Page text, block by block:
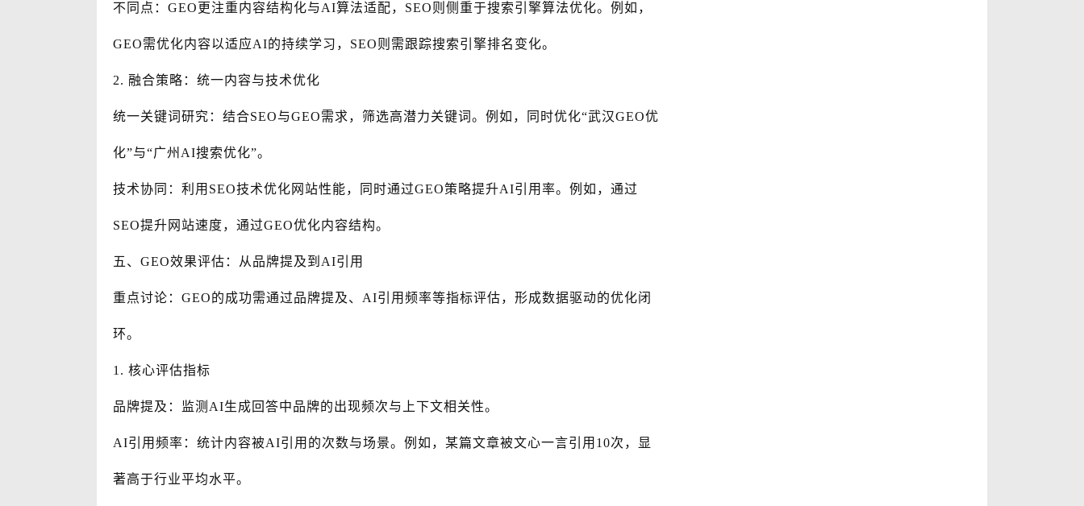
不同点：GEO更注重内容结构化与AI算法适配，SEO则侧重于搜索引擎算法优化。例如，
GEO需优化内容以适应AI的持续学习，SEO则需跟踪搜索引擎排名变化。
2. 融合策略：统一内容与技术优化
统一关键词研究：结合SEO与GEO需求，筛选高潜力关键词。例如，同时优化“武汉GEO优
化”与“广州AI搜索优化”。
技术协同：利用SEO技术优化网站性能，同时通过GEO策略提升AI引用率。例如，通过
SEO提升网站速度，通过GEO优化内容结构。
五、GEO效果评估：从品牌提及到AI引用
重点讨论：GEO的成功需通过品牌提及、AI引用频率等指标评估，形成数据驱动的优化闭
环。
1. 核心评估指标
品牌提及：监测AI生成回答中品牌的出现频次与上下文相关性。
AI引用频率：统计内容被AI引用的次数与场景。例如，某篇文章被文心一言引用10次，显
著高于行业平均水平。